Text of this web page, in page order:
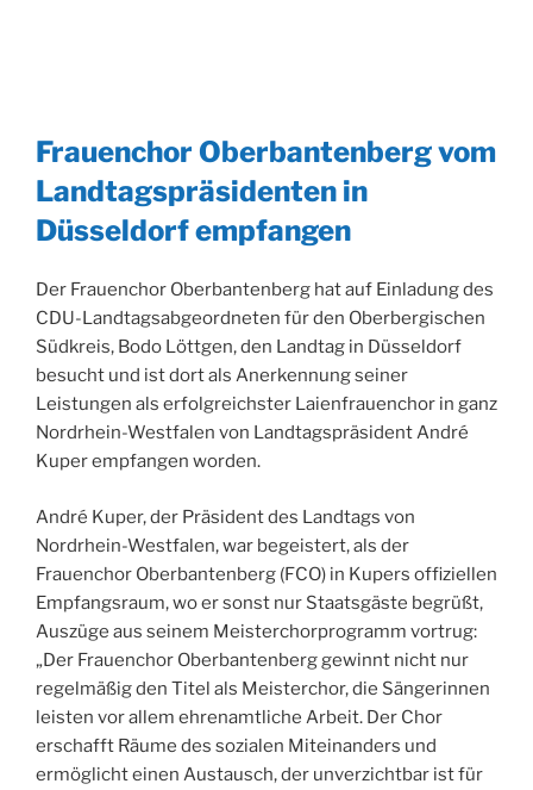
Frauenchor Oberbantenberg vom
Landtagspräsidenten in
Düsseldorf empfangen
Der Frauenchor Oberbantenberg hat auf Einladung des
CDU-Landtagsabgeordneten für den Oberbergischen
Südkreis, Bodo Löttgen, den Landtag in Düsseldorf
besucht und ist dort als Anerkennung seiner
Leistungen als erfolgreichster Laienfrauenchor in ganz
Nordrhein-Westfalen von Landtagspräsident André
Kuper empfangen worden.
André Kuper, der Präsident des Landtags von
Nordrhein-Westfalen, war begeistert, als der
Frauenchor Oberbantenberg (FCO) in Kupers offiziellen
Empfangsraum, wo er sonst nur Staatsgäste begrüßt,
Auszüge aus seinem Meisterchorprogramm vortrug:
„Der Frauenchor Oberbantenberg gewinnt nicht nur
regelmäßig den Titel als Meisterchor, die Sängerinnen
leisten vor allem ehrenamtliche Arbeit. Der Chor
erschafft Räume des sozialen Miteinanders und
ermöglicht einen Austausch, der unverzichtbar ist für